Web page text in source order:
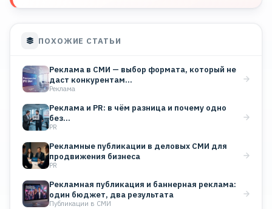
ПОХОЖИЕ СТАТЬИ
Реклама в СМИ — выбор формата, который не
даст конкурентам…
Реклама
Реклама и PR: в чём разница и почему одно
без…
PR
Рекламные публикации в деловых СМИ для
продвижения бизнеса
PR
Рекламная публикация и баннерная реклама:
один бюджет, два результата
Публикации в СМИ